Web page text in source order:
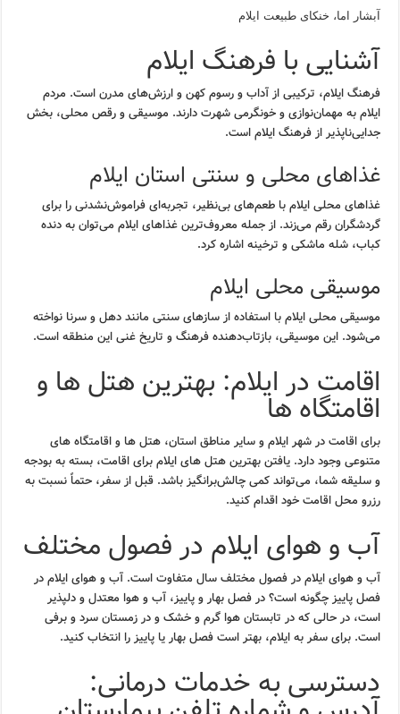
آبشار اما، خنکای طبیعت ایلام
آشنایی با فرهنگ ایلام
فرهنگ ایلام، ترکیبی از آداب و رسوم کهن و ارزش‌های مدرن است. مردم
ایلام به مهمان‌نوازی و خونگرمی شهرت دارند. موسیقی و رقص محلی، بخش
جدایی‌ناپذیر از فرهنگ ایلام است.
غذاهای محلی و سنتی استان ایلام
غذاهای محلی ایلام با طعم‌های بی‌نظیر، تجربه‌ای فراموش‌نشدنی را برای
گردشگران رقم می‌زند. از جمله معروف‌ترین غذاهای ایلام می‌توان به دنده
کباب، شله ماشکی و ترخینه اشاره کرد.
موسیقی محلی ایلام
موسیقی محلی ایلام با استفاده از سازهای سنتی مانند دهل و سرنا نواخته
می‌شود. این موسیقی، بازتاب‌دهنده فرهنگ و تاریخ غنی این منطقه است.
اقامت در ایلام: بهترین هتل ها و
اقامتگاه ها
برای اقامت در شهر ایلام و سایر مناطق استان، هتل ها و اقامتگاه های
متنوعی وجود دارد. یافتن بهترین هتل های ایلام برای اقامت، بسته به بودجه
و سلیقه شما، می‌تواند کمی چالش‌برانگیز باشد. قبل از سفر، حتماً نسبت به
رزرو محل اقامت خود اقدام کنید.
آب و هوای ایلام در فصول مختلف
آب و هوای ایلام در فصول مختلف سال متفاوت است. آب و هوای ایلام در
فصل پاییز چگونه است؟ در فصل بهار و پاییز، آب و هوا معتدل و دلپذیر
است، در حالی که در تابستان هوا گرم و خشک و در زمستان سرد و برفی
است. برای سفر به ایلام، بهتر است فصل بهار یا پاییز را انتخاب کنید.
دسترسی به خدمات درمانی: